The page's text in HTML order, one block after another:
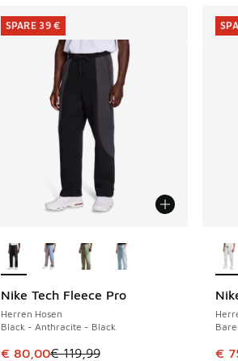
Nike Tech Fleece Pro
Herren Hosen
Black - Anthracite - Black
Dieser Artikel ist im Sale. Der Preis ist
€ 80,00€ 119,99
SPARE 39 €
SPARE 39 €
€